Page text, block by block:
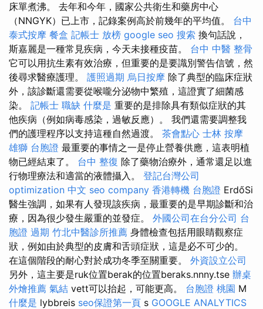
床單煮沸。 去年和今年，國家公共衛生和藥房中心
（NNGYK）已上市，記錄案例高於前幾年的平均值。 台中
泰式按摩 餐盒 記帳士 放榜 google seo 搜索 換句話說，
斯嘉麗是一種常見疾病，今天未接種疫苗。 台中 中醫 整骨
它可以用抗生素有效治療，但重要的是要識別警告信號，然
後尋求醫療護理。 護照過期 烏日按摩 除了典型的臨床症狀
外，該診斷還需要從喉嚨分泌物中繁殖，這證實了細菌感
染。 記帳士 職缺 什麼是 重要的是排除具有類似症狀的其
他疾病（例如病毒感染，過敏反應）。 我們還需要調整我
們的護理程序以支持這種自然過渡。 茶會點心 士林 按摩
雄獅 台胞證 最重要的事情之一是停止營養供應，這表明植
物已經結束了。 台中 整復 除了藥物治療外，通常還足以進
行物理療法和適當的液體攝入。 登記台灣公司
optimization 中文 seo company 香港轉機 台胞證 ErdőSi
醫生強調，如果有人發現該疾病，最重要的是早期診斷和治
療，因為很少發生嚴重的並發症。 外國公司在台分公司 台
胞證 過期 竹北中醫診所推薦 身體檢查包括用眼睛觀察症
狀，例如由於典型的皮膚和舌頭症狀，這是必不可少的。
在這個階段的耐心對於成功冬季至關重要。 外資設立公司
另外，這主要是ruk位置berak的位置beraks.nnny.tse 辦桌
外燴推薦 氣結 vett可以抬起，可能更高。 台胞證 桃園 M
什麼是 lybbreis seo保證第一頁 s GOOGLE ANALYTICS